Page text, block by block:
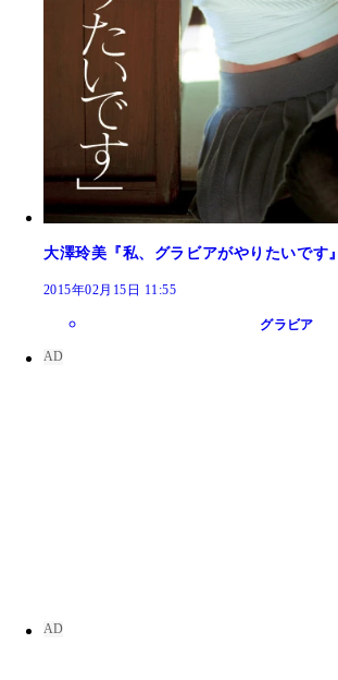
大澤玲美『私、グラビアがやりたいです』
2015年02月15日 11:55
グラビア